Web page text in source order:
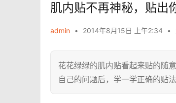
肌内贴不再神秘，贴出
admin • 2014年8月15日 上午2:34 •
花花绿绿的肌内贴看起来贴的随
自己的问题后，学一学正确的贴